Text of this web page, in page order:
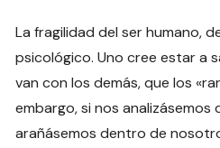
La fragilidad del ser humano,
psicológico. Uno cree estar a
van con los demás, que los
embargo, si nos analizásemos
arañásemos dentro de